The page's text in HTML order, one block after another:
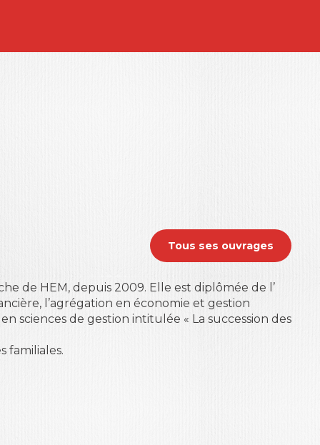
Tous ses ouvrages
de HEM, depuis 2009. Elle est diplômée de l’
l’agrégation en économie et gestion
sciences de gestion intitulée « La succession des
familiales.